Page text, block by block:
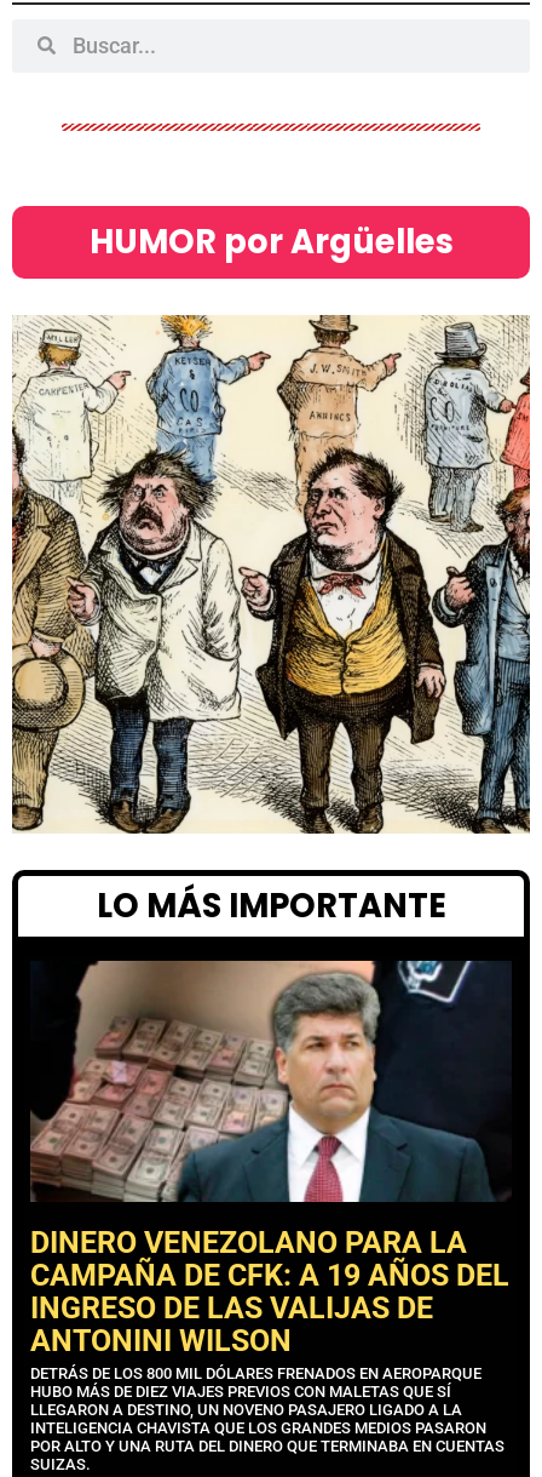
HUMOR por Argüelles​
LO MÁS IMPORTANTE
DINERO VENEZOLANO PARA LA
CAMPAÑA DE CFK: A 19 AÑOS DEL
INGRESO DE LAS VALIJAS DE
ANTONINI WILSON
DETRÁS DE LOS 800 MIL DÓLARES FRENADOS EN AEROPARQUE
HUBO MÁS DE DIEZ VIAJES PREVIOS CON MALETAS QUE SÍ
LLEGARON A DESTINO, UN NOVENO PASAJERO LIGADO A LA
INTELIGENCIA CHAVISTA QUE LOS GRANDES MEDIOS PASARON
POR ALTO Y UNA RUTA DEL DINERO QUE TERMINABA EN CUENTAS
SUIZAS.